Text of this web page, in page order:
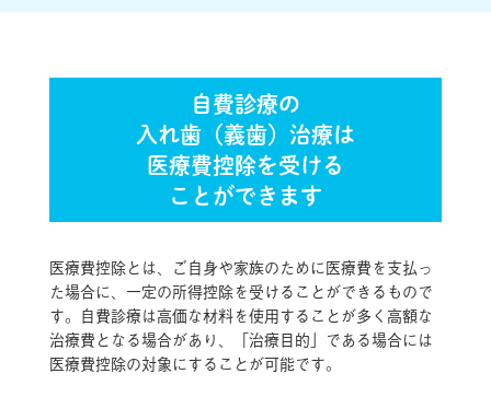
自費診療の
入れ歯（義歯）治療は
医療費控除を受ける
ことができます
医療費控除とは、ご自身や家族のために医療費を支払っ
た場合に、一定の所得控除を受けることができるもので
す。自費診療は高価な材料を使用することが多く高額な
治療費となる場合があり、「治療目的」である場合には
医療費控除の対象にすることが可能です。